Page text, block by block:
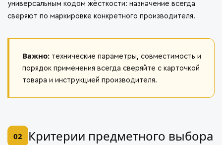
универсальным кодом жёсткости: назначение всегда
сверяют по маркировке конкретного производителя.
Важно: технические параметры, совместимость и
порядок применения всегда сверяйте с карточкой
товара и инструкцией производителя.
02 Критерии предметного выбора